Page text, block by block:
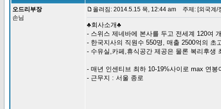
오드리부장
손님
올려짐: 2014.5.15 목, 12:44 am 주제: [외국계/
♣회사소개♣
- 스위스 제네바에 본사를 두고 전세계 120여
- 한국지사의 직원수 550명, 매출 2500억의 초
- 수유실,카페,휴식공간 제공은 물론 복리후생
- 매년 인센티브 최하 10-19%사이로 max 연봉
- 근무지 : 서울 ​종로